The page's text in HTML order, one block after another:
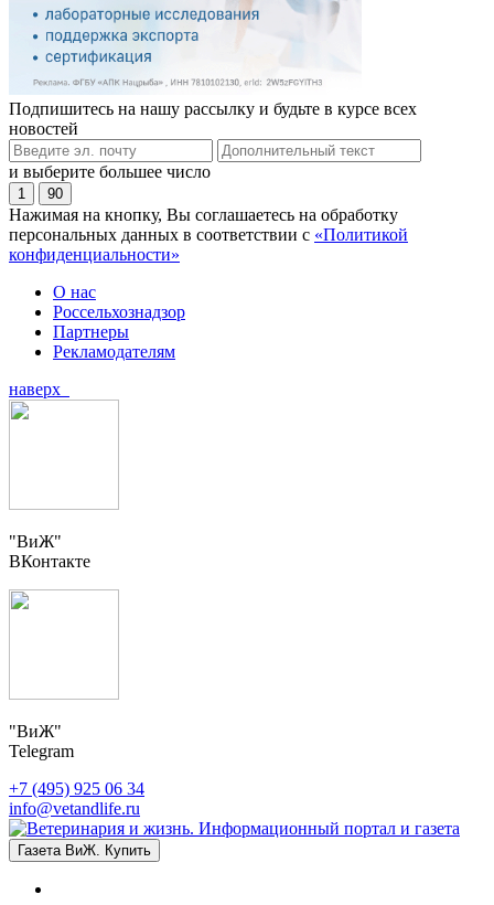
Подпишитесь на нашу рассылку и будьте в курсе всех
новостей
и выберите большее число
1 90
Нажимая на кнопку, Вы соглашаетесь на обработку
персональных данных в соответствии с «Политикой
конфиденциальности»
О нас
Россельхознадзор
Партнеры
Рекламодателям
наверх
"ВиЖ"
ВКонтакте
"ВиЖ"
Telegram
+7 (495) 925 06 34
info@vetandlife.ru
Газета ВиЖ. Купить